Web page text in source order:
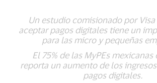
Un estudio comisionado por
aceptar pagos digitales tiene un
para las micro y pequeñas
El 75% de las MyPEs mexicanas
reporta un aumento de los
pagos digitales.